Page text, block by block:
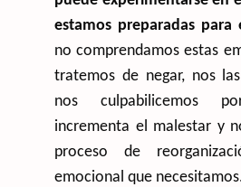
estamos preparadas para
no comprendamos estas
tratemos de negar, nos
nos culpabilicemos
incrementa el malestar y
proceso de
emocional que